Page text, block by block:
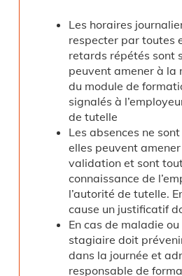
Les horaires
respecter par toutes
retards répétés sont
peuvent amener à la
du module de
signalés à
de tutelle
Les absences ne
elles peuvent
validation et sont
connaissance de
l’autorité de tutelle.
cause un justificatif
En cas de maladie
stagiaire doit
dans la journée et
responsable de